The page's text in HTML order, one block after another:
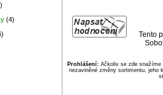
(4)
Tento
Prohlášení:Ačkoliv se zde snažíme
nezaviněné změny sortimentu, jeho